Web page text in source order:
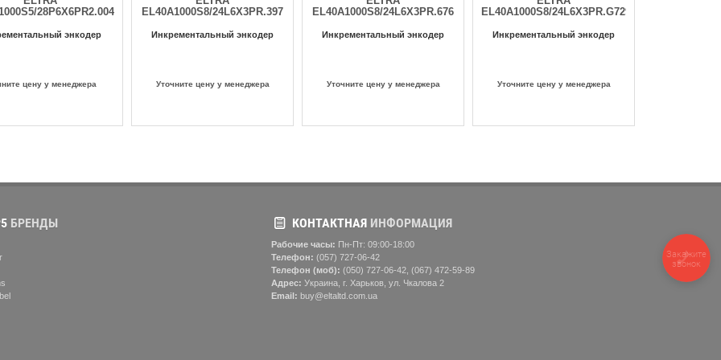
28P6X6PR2.004C
энкодер
цену у менеджера
EL40A1000S8/24L6X3PR.397
Инкрементальный энкодер
Уточните цену у менеджера
EL40A1000S8/24L6X3PR.676
Инкрементальный энкодер
Уточните цену у менеджера
EL40A1000S8/24L6X3PR.G729
Инкрементальный энкодер
Уточните цену у менеджера
БРЕНДЫ КОНТАКТНАЯИНФОРМАЦИЯ
Рабочие часы: Пн-Пт: 09:00-18:00
Телефон: (057) ‎727-06-42
Телефон (моб): (050) 727-06-42, (067) 472-59-89
Адрес: Украина, г. Харьков, ул. Чкалова 2
Email: buy@eltaltd.com.ua
Закажите
звонок